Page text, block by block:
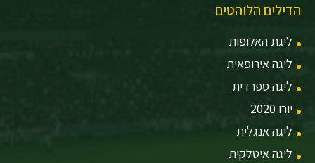
הדילים הלוהטים
ליגת האלופות
ליגה אירופאית
ליגה ספרדית
יורו 2020
ליגה אנגלית
ליגה איטלקית